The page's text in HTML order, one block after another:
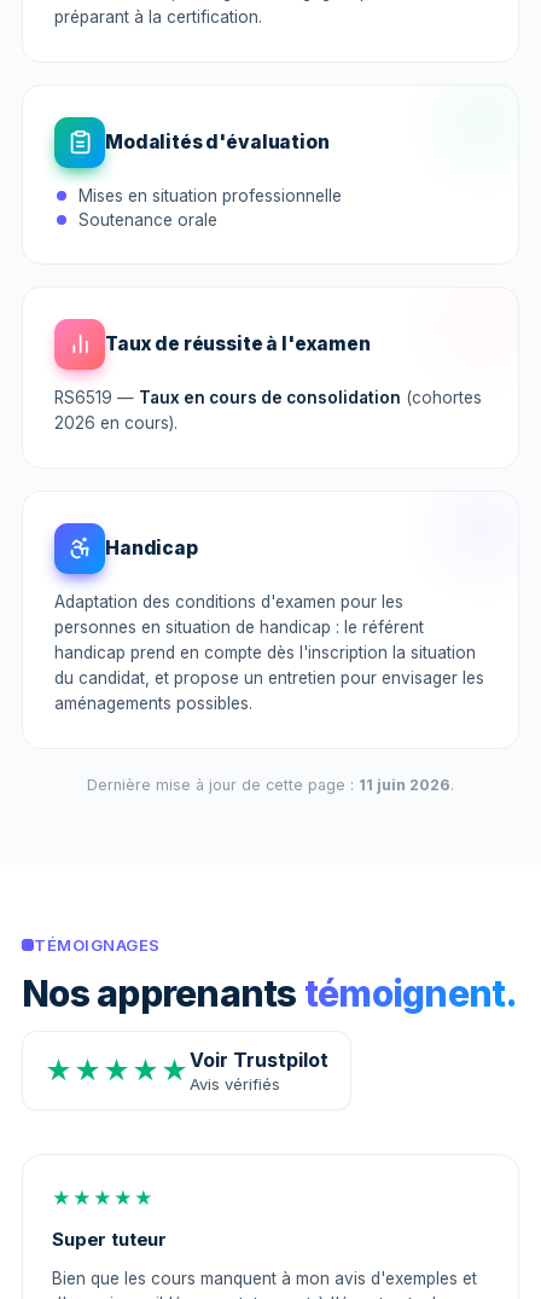
préparant à la certification.
Modalités d'évaluation
Mises en situation professionnelle
Soutenance orale
Taux de réussite à l'examen
RS6519 — Taux en cours de consolidation (cohortes
2026 en cours).
Handicap
Adaptation des conditions d'examen pour les
personnes en situation de handicap : le référent
handicap prend en compte dès l'inscription la situation
du candidat, et propose un entretien pour envisager les
aménagements possibles.
Dernière mise à jour de cette page : 11 juin 2026.
TÉMOIGNAGES
Nos apprenants témoignent.
★★★★★Voir Trustpilot
Avis vérifiés
★★★★★
Super tuteur
Bien que les cours manquent à mon avis d'exemples et